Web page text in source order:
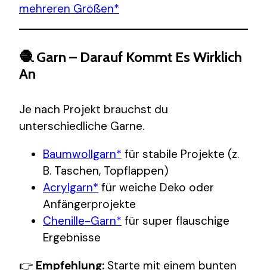
mehreren Größen*
🧶 Garn – Darauf Kommt Es Wirklich
An
Je nach Projekt brauchst du
unterschiedliche Garne.
Baumwollgarn* für stabile Projekte (z.
B. Taschen, Topflappen)
Acrylgarn* für weiche Deko oder
Anfängerprojekte
Chenille-Garn* für super flauschige
Ergebnisse
👉 Empfehlung: Starte mit einem bunten